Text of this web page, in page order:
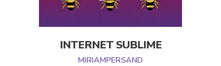
INTERNET SUBLIME
MIRIAMPERSAND